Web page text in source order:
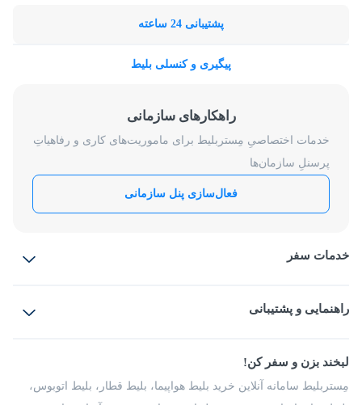
پشتیبانی 24 ساعته
پیگیری و کنسلی بلیط
راهکارهای سازمانی
خدمات اختصاصیِ مِستربلیط برای ماموریت‌های کاری و رفاهیاتِ
پرسنلِ سازمان‌ها
فعال‌سازی پنل سازمانی
خدمات سفر
بلیط قطار
راهنمایی و پشتیبانی
شرایط و مقررات
راهکار سازمانی
فرصت‌های شغلی
لبخند بزن و سفر کن!
مِستربلیط سامانه آنلاین خرید بلیط هواپیما، بلیط قطار، بلیط اتوبوس،